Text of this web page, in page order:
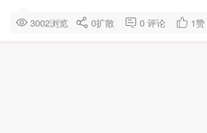
3002浏览 0扩散 0 评论 1赞